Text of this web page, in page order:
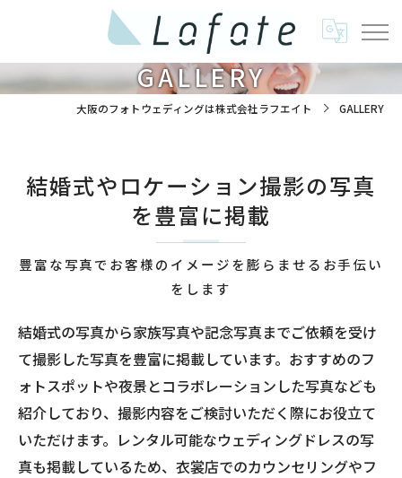
GALLERY
大阪のフォトウェディングは株式会社ラフエイト GALLERY
結婚式やロケーション撮影の写真
を豊富に掲載
豊富な写真でお客様のイメージを膨らませるお手伝い
をします
結婚式の写真から家族写真や記念写真までご依頼を受け
て撮影した写真を豊富に掲載しています。おすすめのフ
ォトスポットや夜景とコラボレーションした写真なども
紹介しており、撮影内容をご検討いただく際にお役立て
いただけます。レンタル可能なウェディングドレスの写
真も掲載しているため、衣裳店でのカウンセリングやフ